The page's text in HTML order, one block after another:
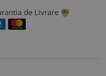
de Livrare